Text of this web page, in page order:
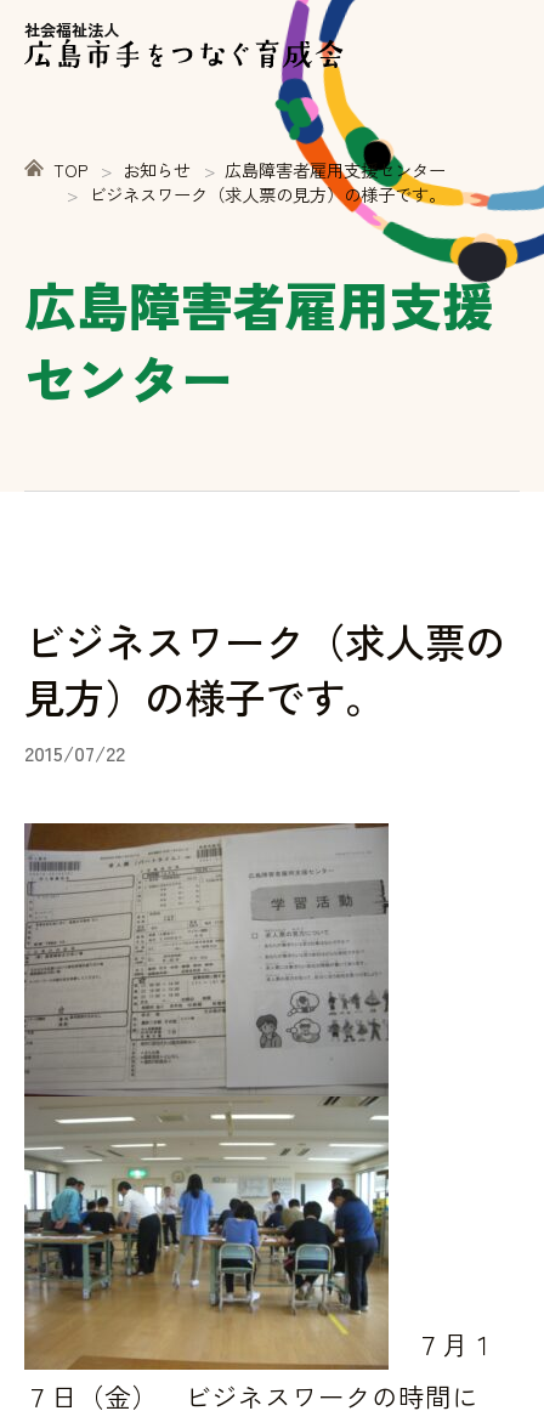
社会福祉法人
TOP お知らせ
広島障害者雇用支援センター
ビジネスワーク（求人票の見方）の様子です。
広島障害者雇用支援
センター
ビジネスワーク（求人票の
見方）の様子です。
2015/07/22
７月１
７日（金） ビジネスワークの時間に